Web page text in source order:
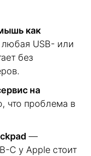
как
USB- или
без
на
что проблема в
—
C у Apple стоит